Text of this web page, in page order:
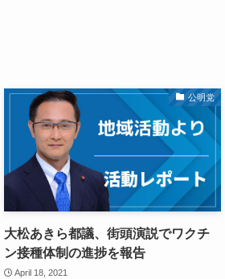
公明党
大松あきら都議、街頭演説でワクチ
ン接種体制の進捗を報告
April 18, 2021